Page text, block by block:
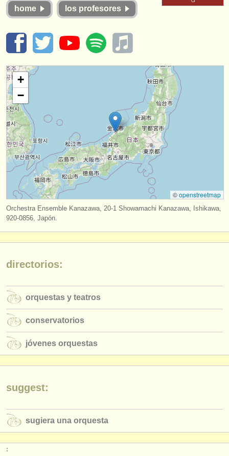
instrumentos en venta
instrumentos robados
directorios:
orquestas y teatros
conservatorios
jóvenes orquestas
musicalchairs:
acerca de musicalchairs
contáctenos
fuentes rss
noticias sobre música clásica
editor:
ATSfaq
iniciar sesión
home los profesores
+
−
©openstreetmap
Orchestra Ensemble Kanazawa, 20-1 Showamachi Kanazawa, Ishikawa,
920-0856, Japón.
directorios:
orquestas y teatros
conservatorios
jóvenes orquestas
suggest:
sugiera una orquesta
: